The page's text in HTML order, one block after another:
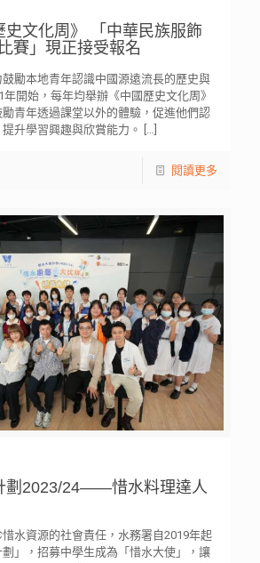
史文化周》 「中華民族服飾
賽」現正接受報名
勵本地青年認識中國源遠流長的歷史與
開始，每年均舉辦《中國歷史文化周》
青年透過課堂以外的體驗，促進他們認
升學習興趣與欣賞能力。
[…]
閱讀更多
劃2023/24——惜水料理達人
水資源的社會責任，水務署自2019年起
」，招募中學生成為「惜水大使」，讓